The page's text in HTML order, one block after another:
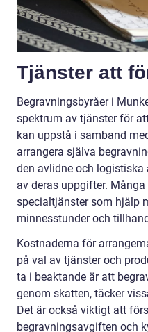
Tjänster att
Begravningsbyråer i
spektrum av tjänster för
kan uppstå i samband
arrangera själva
den avlidne och
av deras uppgifter.
specialtjänster som hjälp
minnesstunder och
Kostnaderna för
på val av tjänster och
ta i beaktande är att
genom skatten, täcker
Det är också viktigt att
begravningsavgiften och